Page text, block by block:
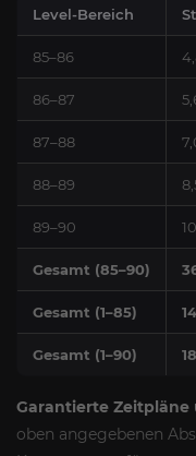
Level-Bereich
85–86
86–87
87–88
88–89
89–90
Gesamt (85–90)
Gesamt (1–85)
Gesamt (1–90)
Garantierte Zeitpläne
oben angegebenen